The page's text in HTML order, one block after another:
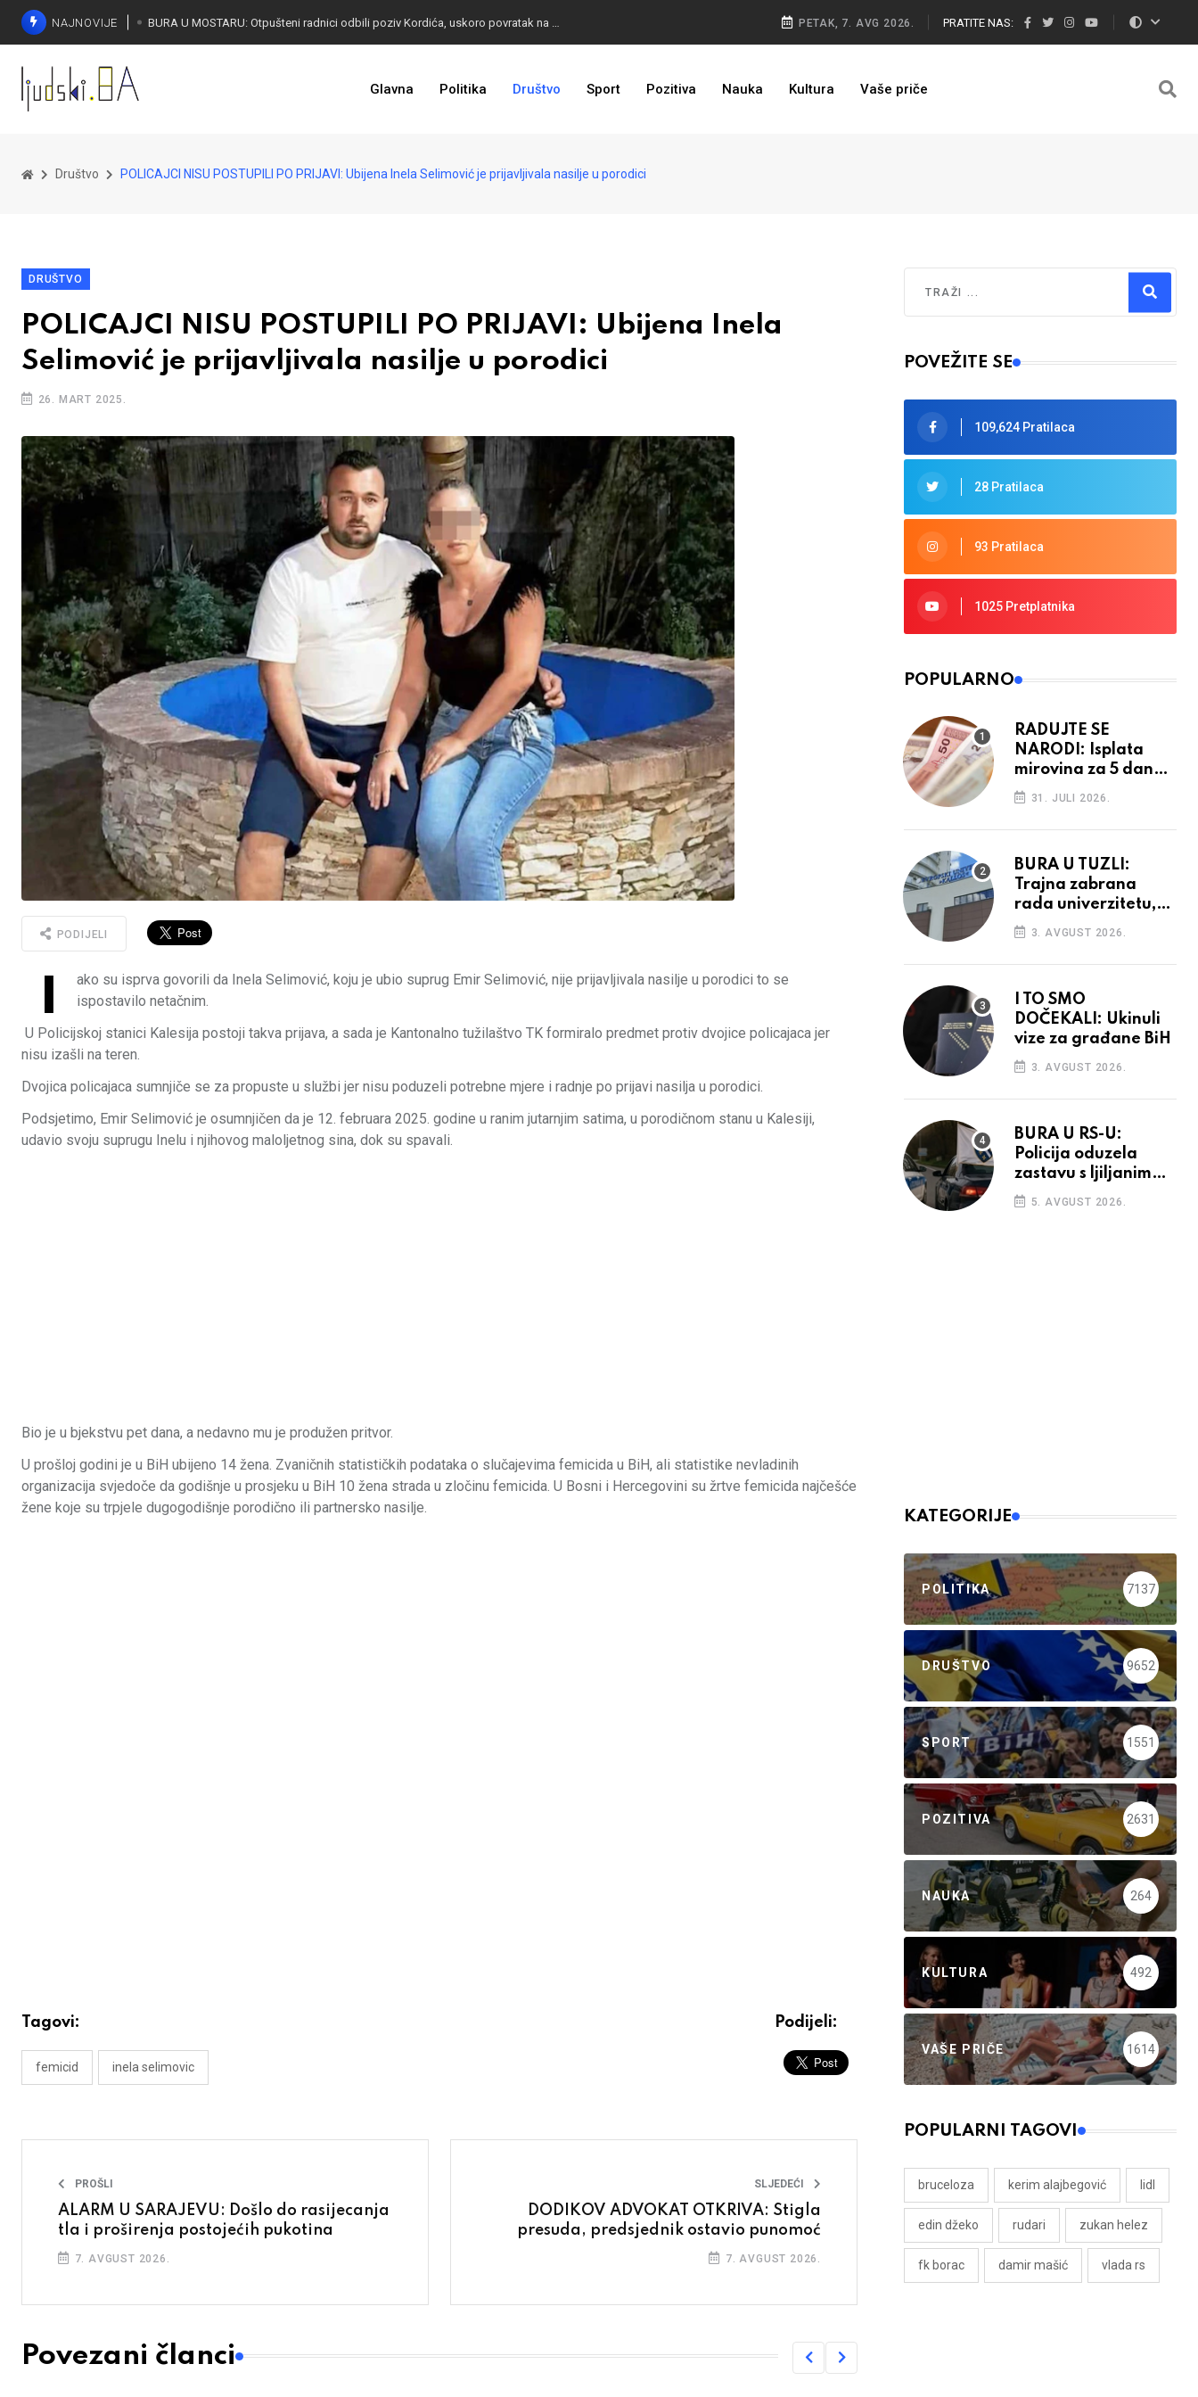
NAJNOVIJE PETAK, 7. AVG 2026. PRATITE NAS:
Glavna Politika Društvo Sport Pozitiva Nauka Kultura Vaše priče
Društvo POLICAJCI NISU POSTUPILI PO PRIJAVI: Ubijena Inela Selimović je prijavljivala nasilje u porodici
DRUŠTVO
POLICAJCI NISU POSTUPILI PO PRIJAVI: Ubijena Inela
Selimović je prijavljivala nasilje u porodici
26. MART 2025.
PODIJELI
I
ako su isprva govorili da Inela Selimović, koju je ubio suprug Emir Selimović, nije prijavljivala nasilje u porodici to se
ispostavilo netačnim.
U Policijskoj stanici Kalesija postoji takva prijava, a sada je Kantonalno tužilaštvo TK formiralo predmet protiv dvojice policajaca jer
nisu izašli na teren.
Dvojica policajaca sumnjiče se za propuste u službi jer nisu poduzeli potrebne mjere i radnje po prijavi nasilja u porodici.
Podsjetimo, Emir Selimović je osumnjičen da je 12. februara 2025. godine u ranim jutarnjim satima, u porodičnom stanu u Kalesiji,
udavio svoju suprugu Inelu i njihovog maloljetnog sina, dok su spavali.
Bio je u bjekstvu pet dana, a nedavno mu je produžen pritvor.
U prošloj godini je u BiH ubijeno 14 žena. Zvaničnih statističkih podataka o slučajevima femicida u BiH, ali statistike nevladinih
organizacija svjedoče da godišnje u prosjeku u BiH 10 žena strada u zločinu femicida. U Bosni i Hercegovini su žrtve femicida najčešće
žene koje su trpjele dugogodišnje porodično ili partnersko nasilje.
Tagovi:
femicid inela selimovic
Podijeli:
PROŠLI
ALARM U SARAJEVU: Došlo do rasijecanja
tla i proširenja postojećih pukotina
7. AVGUST 2026.
SLJEDEĆI
DODIKOV ADVOKAT OTKRIVA: Stigla
presuda, predsjednik ostavio punomoć
7. AVGUST 2026.
Povezani članci
Type 2 or more characters for results.
POVEŽITE SE
109,624 Pratilaca
28 Pratilaca
93 Pratilaca
1025 Pretplatnika
POPULARNO
RADUJTE SE
NARODI: Isplata
mirovina za 5 dana,
retroaktivna
povećanja
31. JULI 2026.
BURA U TUZLI:
Trajna zabrana
rada univerzitetu,
provedba sudskih
odluka
3. AVGUST 2026.
I TO SMO
DOČEKALI: Ukinuli
vize za građane BiH
3. AVGUST 2026.
BURA U RS-U:
Policija oduzela
zastavu s ljiljanima,
uručila prekršajni
nalog
5. AVGUST 2026.
KATEGORIJE
POLITIKA 7137
DRUŠTVO 9652
SPORT 1551
POZITIVA 2631
NAUKA 264
KULTURA 492
VAŠE PRIČE 1614
POPULARNI TAGOVI
bruceloza kerim alajbegović lidl
edin džeko rudari zukan helez
fk borac damir mašić vlada rs